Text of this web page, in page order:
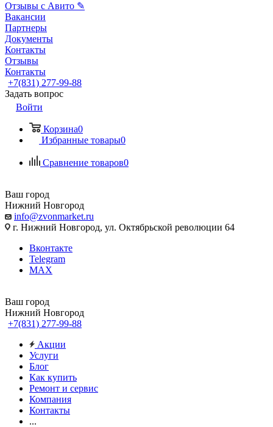
Отзывы с Авито ✎
Вакансии
Партнеры
Документы
Контакты
Отзывы
Контакты
+7(831) 277-99-88
Задать вопрос
Войти
Корзина0
Избранные товары0
Сравнение товаров0
Ваш город
Нижний Новгород
info@zvonmarket.ru
г. Нижний Новгород, ул. Октябрьской революции 64
Вконтакте
Telegram
MAX
Ваш город
Нижний Новгород
+7(831) 277-99-88
Акции
Услуги
Блог
Как купить
Ремонт и сервис
Компания
Контакты
...